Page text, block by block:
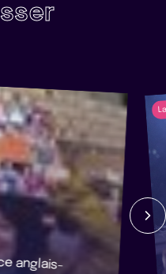
anglais-
pour